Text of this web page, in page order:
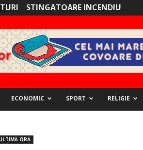
STINGATOARE INCENDIU
ECONOMIC SPORT RELIGIE
ORĂ